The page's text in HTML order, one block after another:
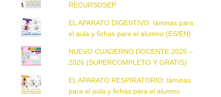
RECURSOSEP
EL APARATO DIGESTIVO: láminas para
el aula y fichas para el alumno (ES/EN)
NUEVO CUADERNO DOCENTE 2025 –
2026 (SUPERCOMPLETO Y GRATIS)
EL APARATO RESPIRATORIO: láminas
para el aula y fichas para el alumno